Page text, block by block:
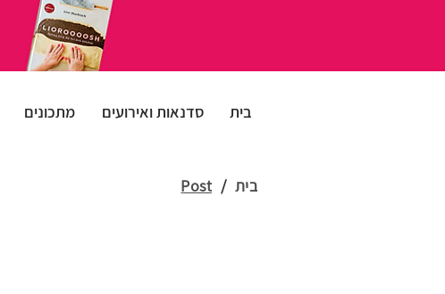
מתכונים סדנאות ואירועים בית
בית /
Post